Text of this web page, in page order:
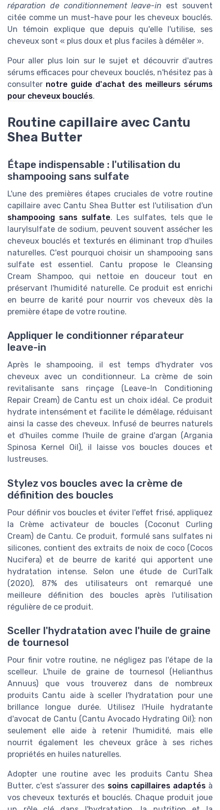
réparation de conditionnement leave-in est souvent
citée comme un must-have pour les cheveux bouclés.
Un témoin explique que depuis qu'elle l'utilise, ses
cheveux sont « plus doux et plus faciles à démêler ».
Pour aller plus loin sur le sujet et découvrir d'autres
sérums efficaces pour cheveux bouclés, n'hésitez pas à
consulter notre guide d'achat des meilleurs sérums
pour cheveux bouclés.
Routine capillaire avec Cantu
Shea Butter
Étape indispensable : l'utilisation du
shampooing sans sulfate
L'une des premières étapes cruciales de votre routine
capillaire avec Cantu Shea Butter est l'utilisation d'un
shampooing sans sulfate. Les sulfates, tels que le
laurylsulfate de sodium, peuvent souvent assécher les
cheveux bouclés et texturés en éliminant trop d'huiles
naturelles. C'est pourquoi choisir un shampooing sans
sulfate est essentiel. Cantu propose le Cleansing
Cream Shampoo, qui nettoie en douceur tout en
préservant l'humidité naturelle. Ce produit est enrichi
en beurre de karité pour nourrir vos cheveux dès la
première étape de votre routine.
Appliquer le conditionner réparateur
leave-in
Après le shampooing, il est temps d'hydrater vos
cheveux avec un conditionneur. La crème de soin
revitalisante sans rinçage (Leave-In Conditioning
Repair Cream) de Cantu est un choix idéal. Ce produit
hydrate intensément et facilite le démêlage, réduisant
ainsi la casse des cheveux. Infusé de beurres naturels
et d'huiles comme l'huile de graine d'argan (Argania
Spinosa Kernel Oil), il laisse vos boucles douces et
lustreuses.
Stylez vos boucles avec la crème de
définition des boucles
Pour définir vos boucles et éviter l'effet frisé, appliquez
la Crème activateur de boucles (Coconut Curling
Cream) de Cantu. Ce produit, formulé sans sulfates ni
silicones, contient des extraits de noix de coco (Cocos
Nucifera) et de beurre de karité qui apportent une
hydratation intense. Selon une étude de CurlTalk
(2020), 87% des utilisateurs ont remarqué une
meilleure définition des boucles après l'utilisation
régulière de ce produit.
Sceller l'hydratation avec l'huile de graine
de tournesol
Pour finir votre routine, ne négligez pas l'étape de la
scelleur. L'huile de graine de tournesol (Helianthus
Annuus) que vous trouverez dans de nombreux
produits Cantu aide à sceller l'hydratation pour une
brillance longue durée. Utilisez l'Huile hydratante
d'avocat de Cantu (Cantu Avocado Hydrating Oil); non
seulement elle aide à retenir l'humidité, mais elle
nourrit également les cheveux grâce à ses riches
propriétés en huiles naturelles.
Adopter une routine avec les produits Cantu Shea
Butter, c'est s'assurer des soins capillaires adaptésà
vos cheveux texturés et bouclés. Chaque produit joue